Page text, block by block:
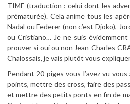
TIME (traduction : celui dont les
prématurée). Cela anime tous les
Nadal ou Federer (non c’est Djoko),
ou Cristiano… Je ne suis
prouver si oui ou non Jean-Charles
Chalossais, je vais plutôt vous
Pendant 20 piges vous l’avez vu
points, mettre des cross, faire des
et mettre des petits ponts en fin de